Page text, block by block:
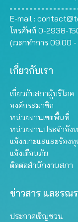
E-mail :
โทรศัพท์ 0-2938-
(เวลาทำการ 09.00
เกี่ยวกับเรา
เกี่ยวกับสภาผู้บริโภค
องค์กรสมาชิก
หน่วยงานเขตพื้นที่
หน่วยงานประจำจัง
แจ้งเบาะแสและร้อง
แจ้งเตือนภัย
ติดต่อสำนักงานสภา
ข่าวสาร และรณ
ประกาศเชิญชวน